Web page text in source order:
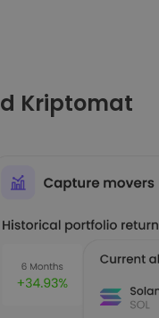
Kriptomat